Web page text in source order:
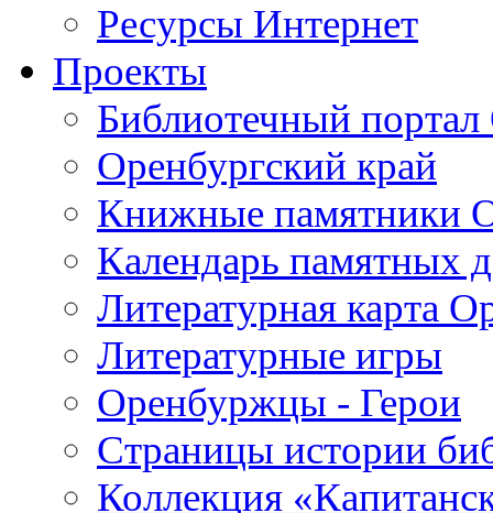
Ресурсы Интернет
Проекты
Библиотечный портал
Оренбургский край
Книжные памятники
Календарь памятных
Литературная карта
Литературные игры
Оренбуржцы - Герои
Страницы истории
Коллекция